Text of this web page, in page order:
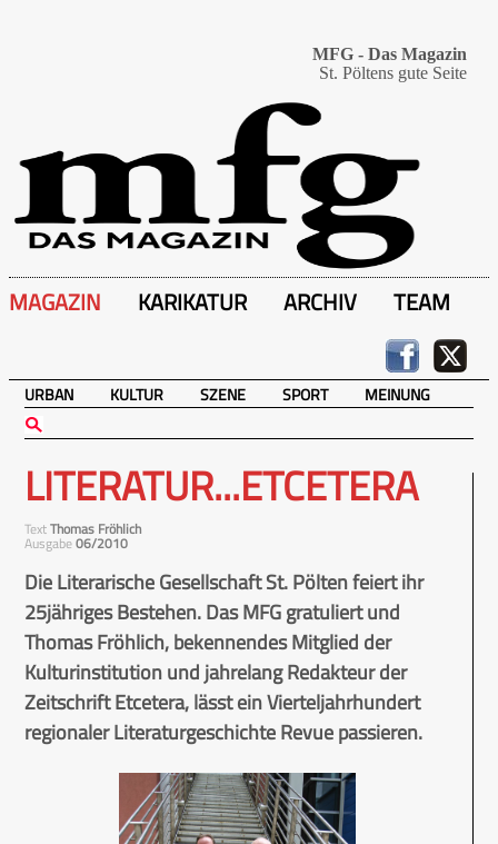
MFG - Das Magazin
St. Pöltens gute Seite
MAGAZIN KARIKATUR ARCHIV TEAM
URBAN KULTUR SZENE SPORT MEINUNG
LITERATUR...ETCETERA
TextThomas Fröhlich
Ausgabe06/2010
Die Literarische Gesellschaft St. Pölten feiert ihr
25jähriges Bestehen. Das MFG gratuliert und
Thomas Fröhlich, bekennendes Mitglied der
Kulturinstitution und jahrelang Redakteur der
Zeitschrift Etcetera, lässt ein Vierteljahrhundert
regionaler Literaturgeschichte Revue passieren.